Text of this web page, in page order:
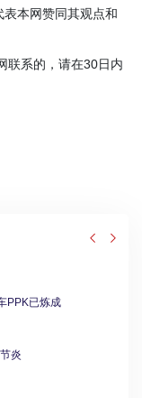
本网赞同其观点和
联系的，请在30日内
PPK已炼成
炎